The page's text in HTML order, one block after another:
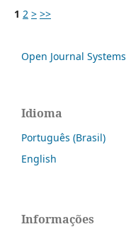
1 2 > >>
Open Journal Systems
Idioma
Português (Brasil)
English
Informações